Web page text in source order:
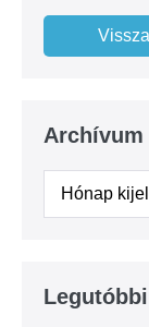
Archívum